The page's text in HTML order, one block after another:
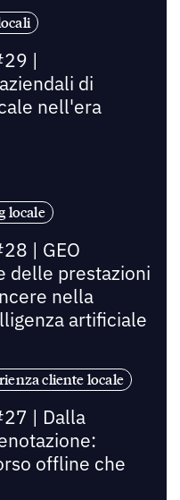
|
di
nell'era
locale
| GEO
delle prestazioni
nella
artificiale
cliente locale
| Dalla
offline che